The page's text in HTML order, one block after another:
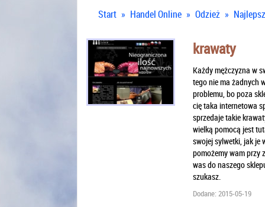
Start » Handel Online » Odzież »
krawaty
Każdy mężczyzna w
tego nie ma żadnych
problemu, bo poza
cię taka internetowa
sprzedaje takie
wielką pomocą jest
swojej sylwetki, jak je
pomożemy wam przy
was do naszego
szukasz.
Dodane: 2015-05-19